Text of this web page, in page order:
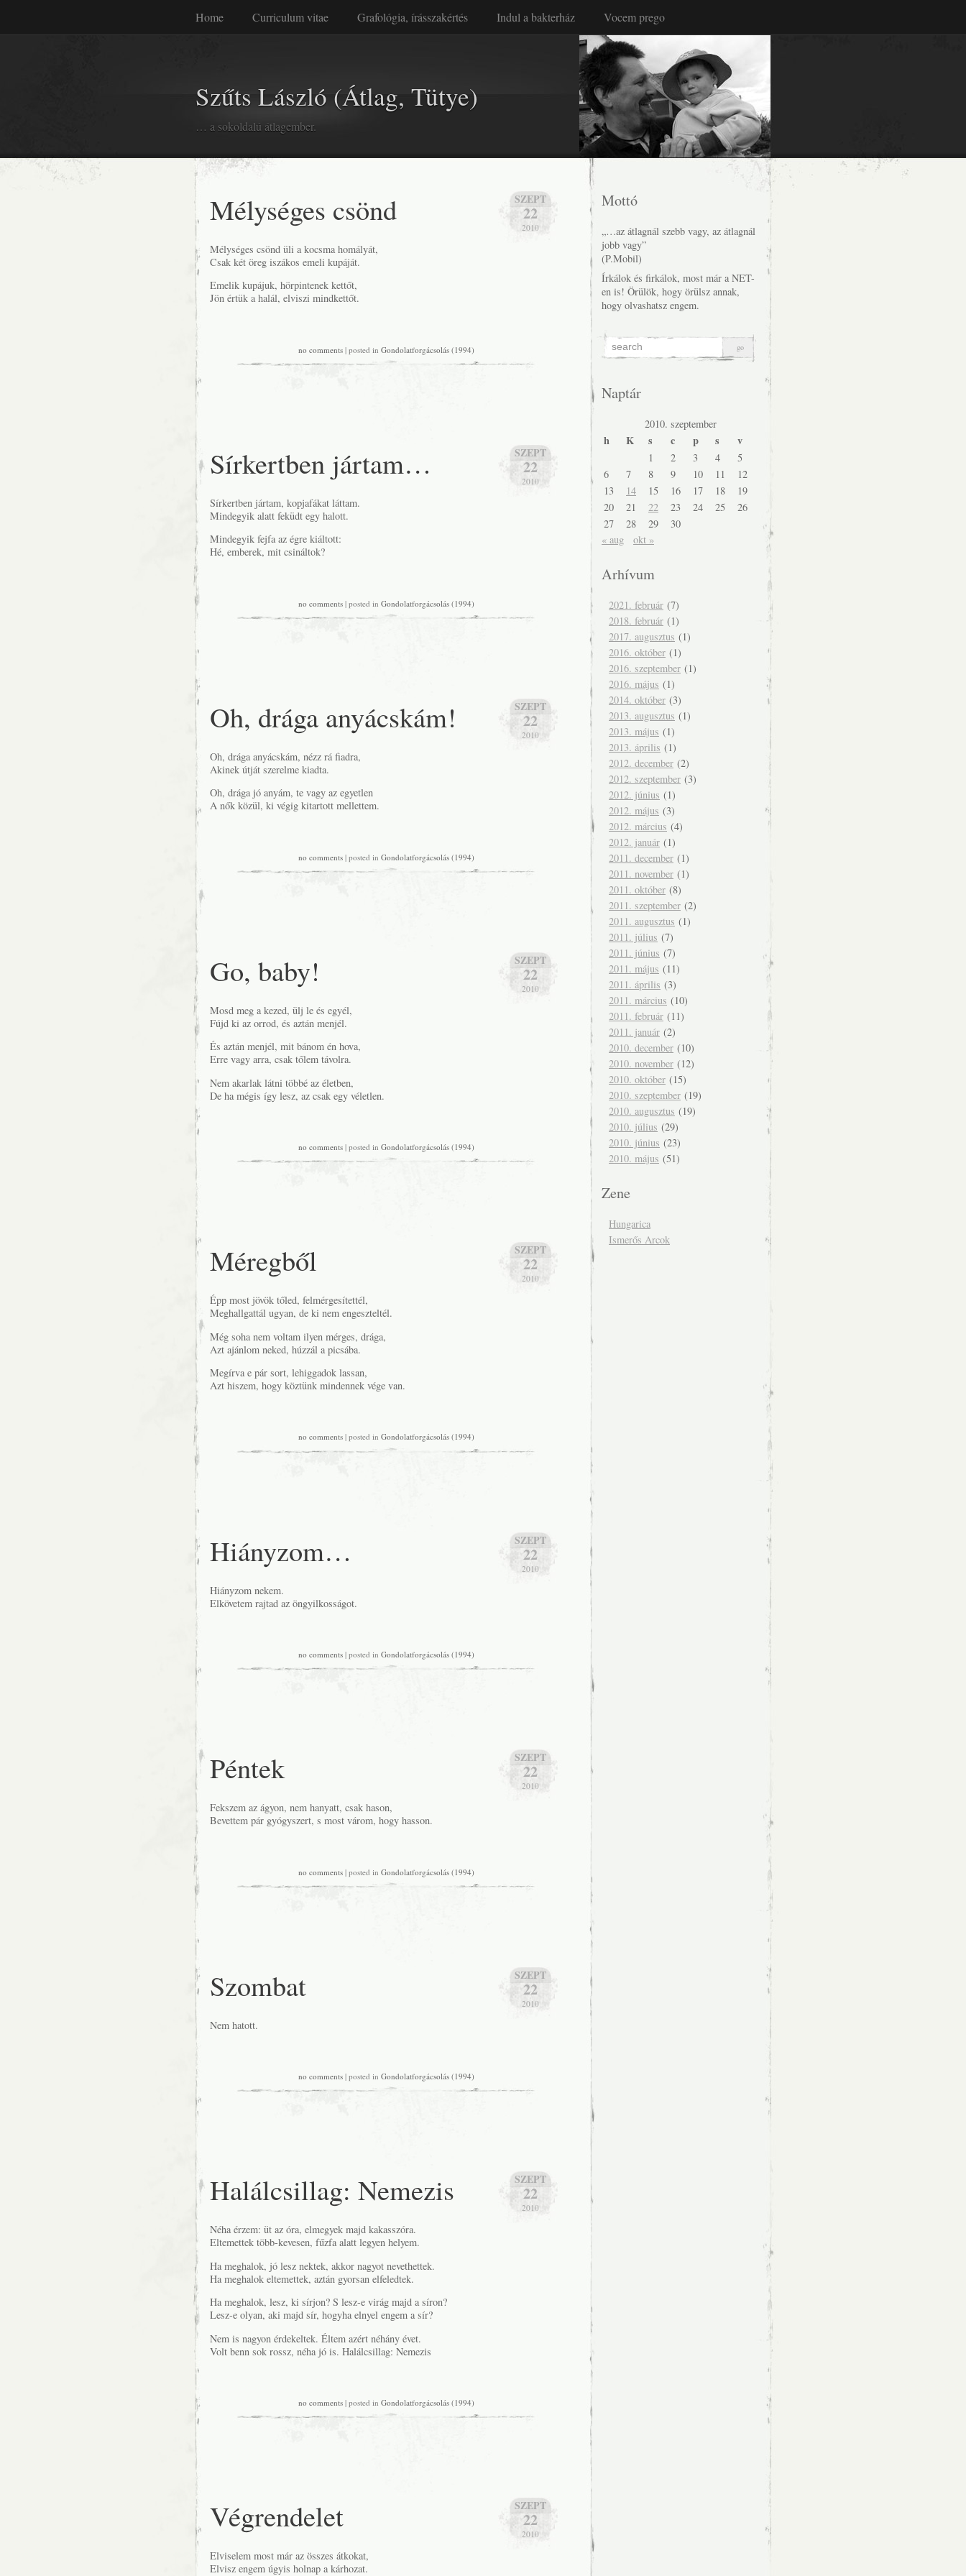
Home Curriculum vitae Grafológia, írásszakértés Indul a bakterház Vocem prego
… a sokoldalú átlagember.
Szűts László (Átlag, Tütye)
SZEPT
22
2010
Mélységes csönd
Mélységes csönd üli a kocsma homályát,
Csak két öreg iszákos emeli kupáját.
Emelik kupájuk, hörpintenek kettőt,
Jön értük a halál, elviszi mindkettőt.
no comments| posted in Gondolatforgácsolás (1994)
SZEPT
22
2010
Sírkertben jártam…
Sírkertben jártam, kopjafákat láttam.
Mindegyik alatt feküdt egy halott.
Mindegyik fejfa az égre kiáltott:
Hé, emberek, mit csináltok?
no comments| posted in Gondolatforgácsolás (1994)
SZEPT
22
2010
Oh, drága anyácskám!
Oh, drága anyácskám, nézz rá fiadra,
Akinek útját szerelme kiadta.
Oh, drága jó anyám, te vagy az egyetlen
A nők közül, ki végig kitartott mellettem.
no comments| posted in Gondolatforgácsolás (1994)
SZEPT
22
2010
Go, baby!
Mosd meg a kezed, ülj le és egyél,
Fújd ki az orrod, és aztán menjél.
És aztán menjél, mit bánom én hova,
Erre vagy arra, csak tőlem távolra.
Nem akarlak látni többé az életben,
De ha mégis így lesz, az csak egy véletlen.
no comments| posted in Gondolatforgácsolás (1994)
SZEPT
22
2010
Méregből
Épp most jövök tőled, felmérgesítettél,
Meghallgattál ugyan, de ki nem engeszteltél.
Még soha nem voltam ilyen mérges, drága,
Azt ajánlom neked, húzzál a picsába.
Megírva e pár sort, lehiggadok lassan,
Azt hiszem, hogy köztünk mindennek vége van.
no comments| posted in Gondolatforgácsolás (1994)
SZEPT
22
2010
Hiányzom…
Hiányzom nekem.
Elkövetem rajtad az öngyilkosságot.
no comments| posted in Gondolatforgácsolás (1994)
SZEPT
22
2010
Péntek
Fekszem az ágyon, nem hanyatt, csak hason,
Bevettem pár gyógyszert, s most várom, hogy hasson.
no comments| posted in Gondolatforgácsolás (1994)
SZEPT
22
2010
Szombat
Nem hatott.
no comments| posted in Gondolatforgácsolás (1994)
SZEPT
22
2010
Halálcsillag: Nemezis
Néha érzem: üt az óra, elmegyek majd kakasszóra.
Eltemettek több-kevesen, fűzfa alatt legyen helyem.
Ha meghalok, jó lesz nektek, akkor nagyot nevethettek.
Ha meghalok eltemettek, aztán gyorsan elfeledtek.
Ha meghalok, lesz, ki sírjon? S lesz-e virág majd a síron?
Lesz-e olyan, aki majd sír, hogyha elnyel engem a sír?
Nem is nagyon érdekeltek. Éltem azért néhány évet.
Volt benn sok rossz, néha jó is. Halálcsillag: Nemezis
no comments| posted in Gondolatforgácsolás (1994)
SZEPT
22
2010
Végrendelet
Elviselem most már az összes átkokat,
Elvisz engem úgyis holnap a kárhozat.
Mottó
„…az átlagnál szebb vagy, az átlagnál
jobb vagy”
(P.Mobil)
Írkálok és firkálok, most már a NET-
en is! Örülök, hogy örülsz annak,
hogy olvashatsz engem.
Naptár
2010. szeptember
h K s c p s v
1 2 3 4
5
6
7 8 9 10 11
12
13
14 15 16 17 18
19
20
21 22 23 24 25
26
27
28 29
30
« aug
okt »
Arhívum
2021. február (7)
2018. február (1)
2017. augusztus (1)
2016. október (1)
2016. szeptember (1)
2016. május (1)
2014. október (3)
2013. augusztus (1)
2013. május (1)
2013. április (1)
2012. december (2)
2012. szeptember (3)
2012. június (1)
2012. május (3)
2012. március (4)
2012. január (1)
2011. december (1)
2011. november (1)
2011. október (8)
2011. szeptember (2)
2011. augusztus (1)
2011. július (7)
2011. június (7)
2011. május (11)
2011. április (3)
2011. március (10)
2011. február (11)
2011. január (2)
2010. december (10)
2010. november (12)
2010. október (15)
2010. szeptember (19)
2010. augusztus (19)
2010. július (29)
2010. június (23)
2010. május (51)
Zene
Hungarica
Ismerős Arcok